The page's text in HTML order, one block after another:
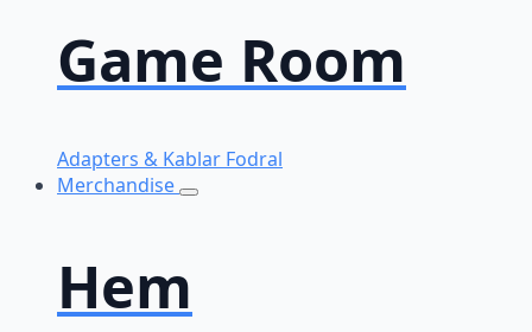
Game Room
Adapters & Kablar Fodral
Merchandise
Hem